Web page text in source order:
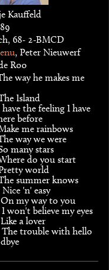
Kauffeld
68- 2-BMCD
, Peter Nieuwerf
Roo
way he makes me
Island
have the feeling I have
before
me rainbows
way we were
many stars
do you start
world
summer knows
Nice 'n' easy
On my way to you
I won't believe my eyes
Like a lover
The trouble with hello